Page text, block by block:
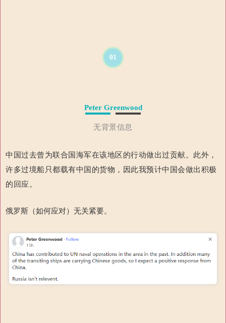
01
Peter Greenwood
无背景信息
中国过去曾为联合国海军在该地区的行动做出过贡献。 此外，
许多过境船只都载有中国的货物，因此我预计中国会做出积极
的回应。
俄罗斯（如何应对）无关紧要。